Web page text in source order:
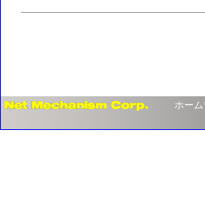
ホー